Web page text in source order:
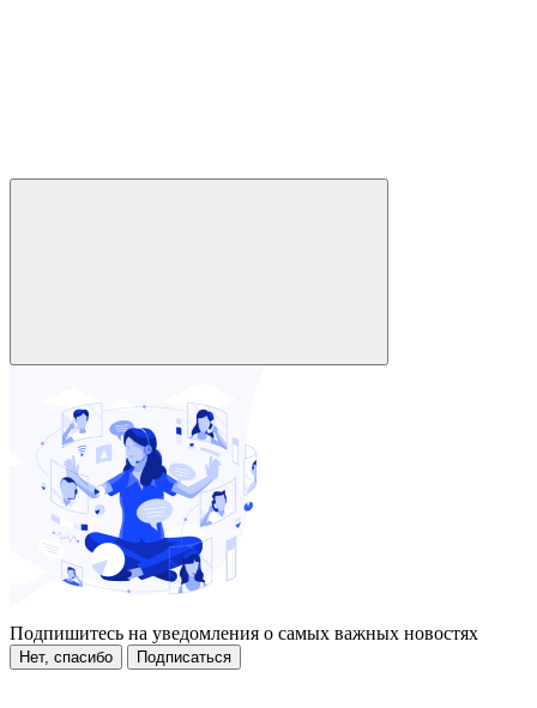
Подпишитесь на уведомления о самых важных новостях
Нет, спасибо Подписаться